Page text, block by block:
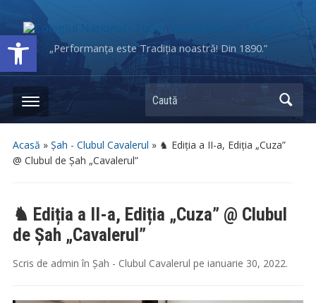
Deschide bara de unelte„Performanța este Tradiția noastră! Din 1890.”
Caută
Acasă » Șah - Clubul Cavalerul » ♞ Ediția a II-a, Ediția „Cuza”
@ Clubul de Șah „Cavalerul”
♞ Ediția a II-a, Ediția „Cuza” @ Clubul
de Șah „Cavalerul”
Scris de admin în Șah - Clubul Cavalerul pe ianuarie 30, 2022.